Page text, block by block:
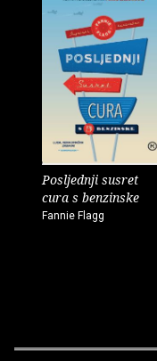
Posljednji susret
cura s benzinske
Fannie Flagg